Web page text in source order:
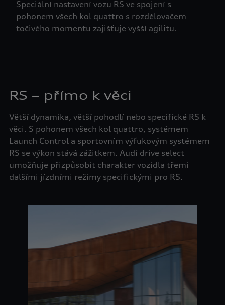
Speciální nastavení vozu RS ve spojení s
pohonem všech kol quattro s rozdělovačem
točivého momentu zajišťuje vyšší agilitu.
RS – přímo k věci
Větší dynamika, větší pohodlí nebo specifické RS k
věci. S pohonem všech kol quattro, systémem
Launch Control a sportovním výfukovým systémem
RS se výkon stává zážitkem. Audi drive select
umožňuje přizpůsobit charakter vozidla třemi
dalšími jízdními režimy specifickými pro RS.